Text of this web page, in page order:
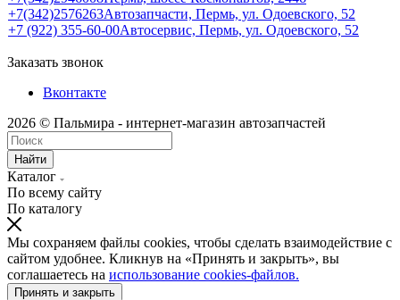
+7(342)2576263Автозапчасти, Пермь, ул. Одоевского, 52
+7 (922) 355-60-00Автосервис, Пермь, ул. Одоевского, 52
Заказать звонок
Вконтакте
2026 © Пальмира - интернет-магазин автозапчастей
Найти
Каталог
По всему сайту
По каталогу
Мы сохраняем файлы cookies, чтобы сделать взаимодействие с
сайтом удобнее. Кликнув на «Принять и закрыть», вы
соглашаетесь на использование cookies-файлов.
Принять и закрыть